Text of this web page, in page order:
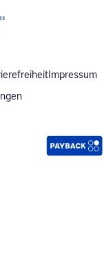
in neuem Fenster
Impressum